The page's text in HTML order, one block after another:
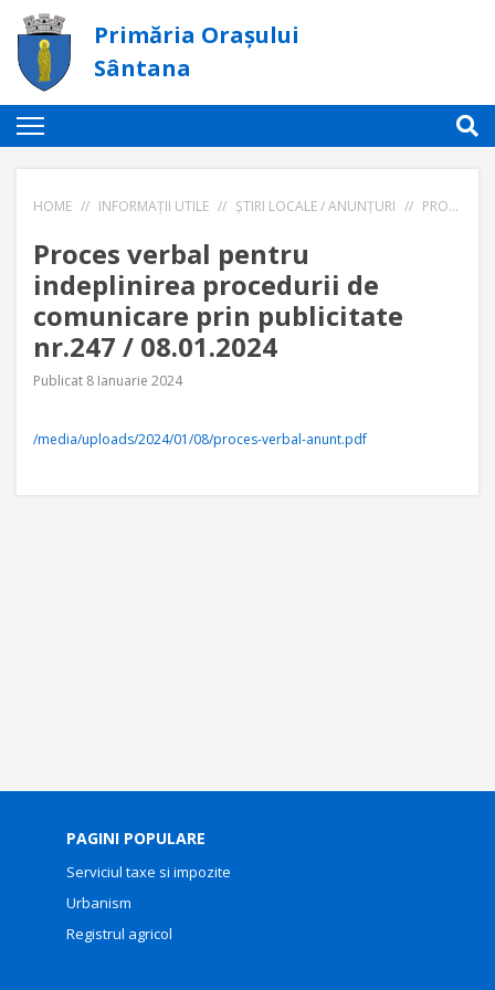
Primăria Orașului
Sântana
HOME // INFORMAȚII UTILE // ȘTIRI LOCALE / ANUNȚURI // PROCES VERBAL PENTRU INDEPLINIREA PROCEDURII DE COMUNICARE PRIN PUBLICITATE NR.247 / 08.01.2024
Proces verbal pentru
indeplinirea procedurii de
comunicare prin publicitate
nr.247 / 08.01.2024
Publicat 8 Ianuarie 2024
/media/uploads/2024/01/08/proces-verbal-anunt.pdf
PAGINI POPULARE
Serviciul taxe si impozite
Urbanism
Registrul agricol